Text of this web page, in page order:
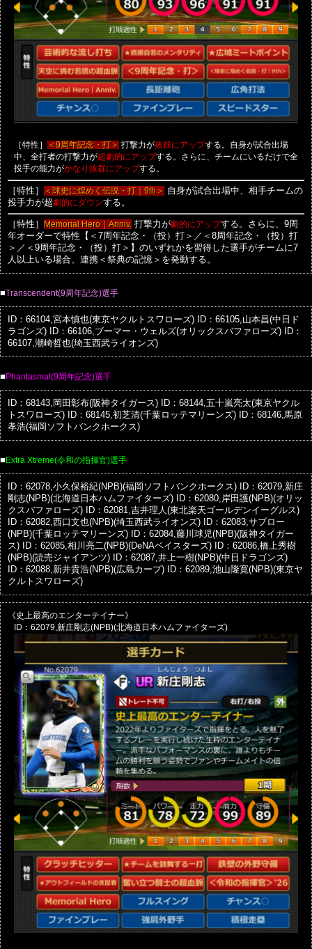
［特性］ ＜9周年記念・打＞ 打撃力が抜群にアップする。自身が試合出場
中、全打者の打撃力が超劇的にアップする。さらに、チームにいるだけで全
投手の能力がかなり抜群にアップする。
［特性］ ＜球史に煌めく伝説・打｜9th＞ 自身が試合出場中、相手チームの
投手力が超劇的にダウンする。
［特性］ Memorial Hero｜Anniv. 打撃力が劇的にアップする。さらに、9周
年オーダーで特性【＜7周年記念・（投）打＞／＜8周年記念・（投）打
＞／＜9周年記念・（投）打＞】のいずれかを習得した選手がチームに7
人以上いる場合、連携＜祭典の記憶＞を発動する。
■Transcendent(9周年記念)選手
ID：66104,宮本慎也(東京ヤクルトスワローズ) ID：66105,山本昌(中日ド
ラゴンズ) ID：66106,ブーマー・ウェルズ(オリックスバファローズ) ID：
66107,潮崎哲也(埼玉西武ライオンズ)
■ Phantasmal(9周年記念)選手
ID：68143,岡田彰布(阪神タイガース) ID：68144,五十嵐亮太(東京ヤクル
トスワローズ) ID：68145,初芝清(千葉ロッテマリーンズ) ID：68146,馬原
孝浩(福岡ソフトバンクホークス)
■ Extra Xtreme(令和の指揮官)選手
ID：62078,小久保裕紀(NPB)(福岡ソフトバンクホークス) ID：62079,新庄
剛志(NPB)(北海道日本ハムファイターズ) ID：62080,岸田護(NPB)(オリッ
クスバファローズ) ID：62081,吉井理人(東北楽天ゴールデンイーグルス)
ID：62082,西口文也(NPB)(埼玉西武ライオンズ) ID：62083,サブロー
(NPB)(千葉ロッテマリーンズ) ID：62084,藤川球児(NPB)(阪神タイガー
ス) ID：62085,相川亮二(NPB)(DeNAベイスターズ) ID：62086,橋上秀樹
(NPB)(読売ジャイアンツ) ID：62087,井上一樹(NPB)(中日ドラゴンズ)
ID：62088,新井貴浩(NPB)(広島カープ) ID：62089,池山隆寛(NPB)(東京ヤ
クルトスワローズ)
《史上最高のエンターテイナー》
ID：62079,新庄剛志(NPB)(北海道日本ハムファイターズ)